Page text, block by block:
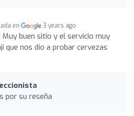
en 3 years ago
Muy buen sitio y el servicio muy
que nos dio a probar cervezas
por su reseña